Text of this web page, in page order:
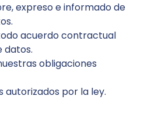
expreso e informado de
acuerdo contractual
datos.
obligaciones
autorizados por la ley.